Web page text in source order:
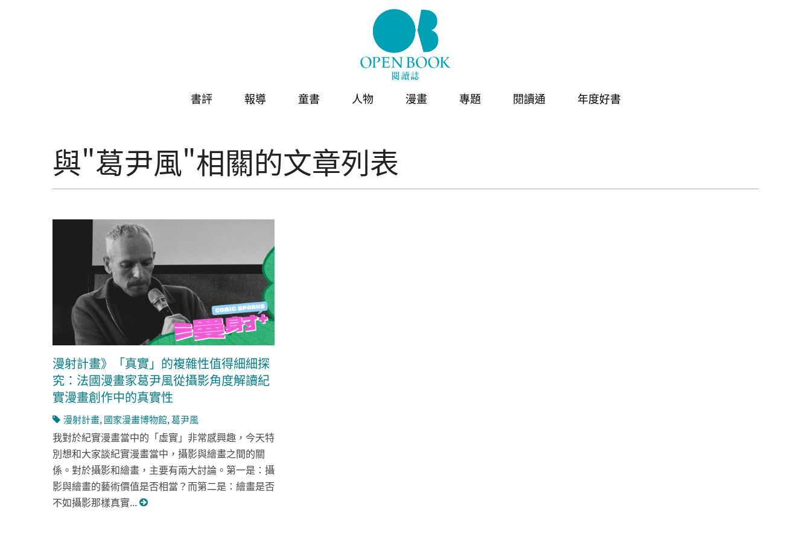
書評 報導 童書 人物 漫畫 專題 閱讀通 年度好書
與"葛尹風"相關的文章列表
漫射計畫》「真實」的複雜性值得細細探
究：法國漫畫家葛尹風從攝影角度解讀紀
實漫畫創作中的真實性
漫射計畫, 國家漫畫博物館,葛尹風
我對於紀實漫畫當中的「虛實」非常感興趣，今天特
別想和大家談紀實漫畫當中，攝影與繪畫之間的關
係。對於攝影和繪畫，主要有兩大討論。第一是：攝
影與繪畫的藝術價值是否相當？而第二是：繪畫是否
不如攝影那樣真實...